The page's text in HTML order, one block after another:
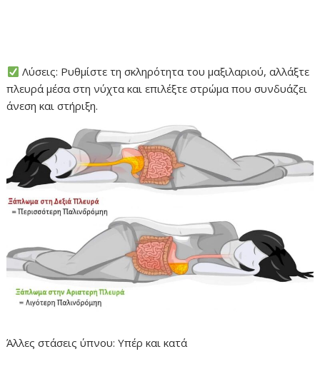
Λύσεις: Ρυθμίστε τη σκληρότητα του μαξιλαριού, αλλάξτε
πλευρά μέσα στη νύχτα και επιλέξτε στρώμα που συνδυάζει
άνεση και στήριξη.
Άλλες στάσεις ύπνου: Υπέρ και κατά